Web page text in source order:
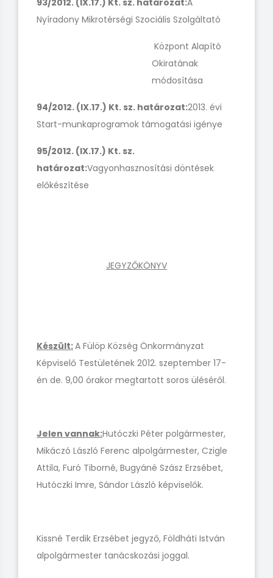
93/2012. (IX.17.) Kt. sz. határozat:A
Nyíradony Mikrotérségi Szociális Szolgáltató
Központ Alapító
Okiratának
módosítása
94/2012. (IX.17.) Kt. sz. határozat:2013. évi
Start-munkaprogramok támogatási igénye
95/2012. (IX.17.) Kt. sz.
határozat:Vagyonhasznosítási döntések
előkészítése
JEGYZŐKÖNYV
Készült:A Fülöp Község Önkormányzat
Képviselő Testületének 2012. szeptember 17-
én de. 9,00 órakor megtartott soros üléséről.
Jelen vannak:Hutóczki Péter polgármester,
Mikáczó László Ferenc alpolgármester, Czigle
Attila, Furó Tiborné, Bugyáné Szász Erzsébet,
Hutóczki Imre, Sándor László képviselők.
Kissné Terdik Erzsébet jegyző, Földháti István
alpolgármester tanácskozási joggal.